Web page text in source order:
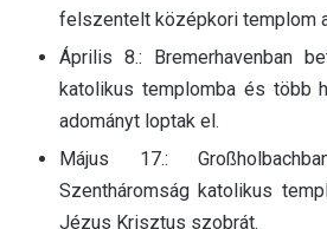
felszentelt középkori templom
Április 8.: Bremerhavenban
katolikus templomba és több
adományt loptak el.
Május 17.:
Szentháromság katolikus
Jézus Krisztus szobrát.